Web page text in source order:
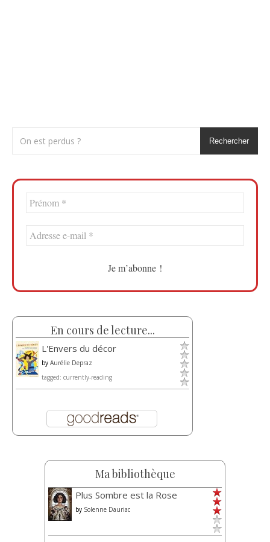
Rechercher
En cours de lecture...
L'Envers du décor
by Aurélie Depraz
tagged: currently-reading
Ma bibliothèque
Plus Sombre est la Rose
by Solenne Dauriac